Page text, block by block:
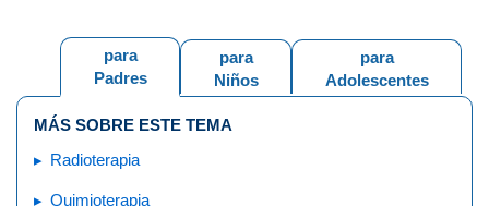
para
Adolescentes
para
Niños
para
Padres
MÁS SOBRE ESTE TEMA
Radioterapia
Quimioterapia